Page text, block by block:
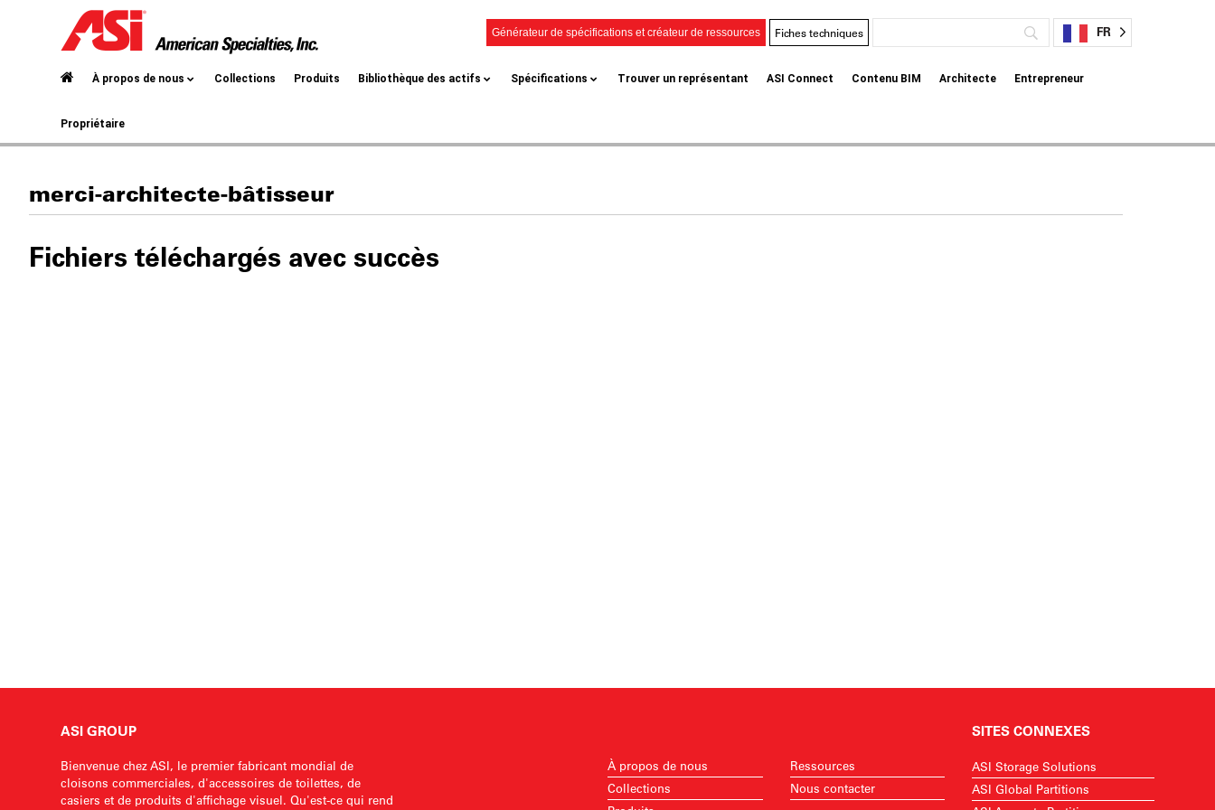
Générateur de spécifications et créateur de ressources Fiches techniques FR
À propos de nous Collections Produits Bibliothèque des actifs Spécifications Trouver un représentant ASI Connect Contenu BIM Architecte Entrepreneur
Propriétaire
merci-architecte-bâtisseur
Fichiers téléchargés avec succès
ASI GROUP
Bienvenue chez ASI, le premier fabricant mondial de
cloisons commerciales, d'accessoires de toilettes, de
casiers et de produits d'affichage visuel. Qu'est-ce qui rend
À propos de nous
Collections
Ressources
Nous contacter
SITES CONNEXES
ASI Storage Solutions
ASI Global Partitions